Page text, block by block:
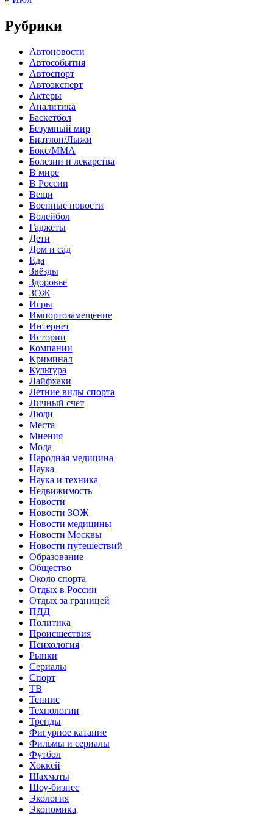
Рубрики
Автоновости
Автособытия
Автоспорт
Автоэксперт
Актеры
Аналитика
Баскетбол
Безумный мир
Биатлон/Лыжи
Бокс/MMA
Болезни и лекарства
В мире
В России
Вещи
Военные новости
Волейбол
Гаджеты
Дети
Дом и сад
Еда
Звёзды
Здоровье
ЗОЖ
Игры
Импортозамещение
Интернет
Истории
Компании
Криминал
Культура
Лайфхаки
Летние виды спорта
Личный счет
Люди
Места
Мнения
Мода
Народная медицина
Наука
Наука и техника
Недвижимость
Новости
Новости ЗОЖ
Новости медицины
Новости Москвы
Новости путешествий
Образование
Общество
Около спорта
Отдых в России
Отдых за границей
ПДД
Политика
Происшествия
Психология
Рынки
Сериалы
Спорт
ТВ
Теннис
Технологии
Тренды
Фигурное катание
Фильмы и сериалы
Футбол
Хоккей
Шахматы
Шоу-бизнес
Экология
Экономика